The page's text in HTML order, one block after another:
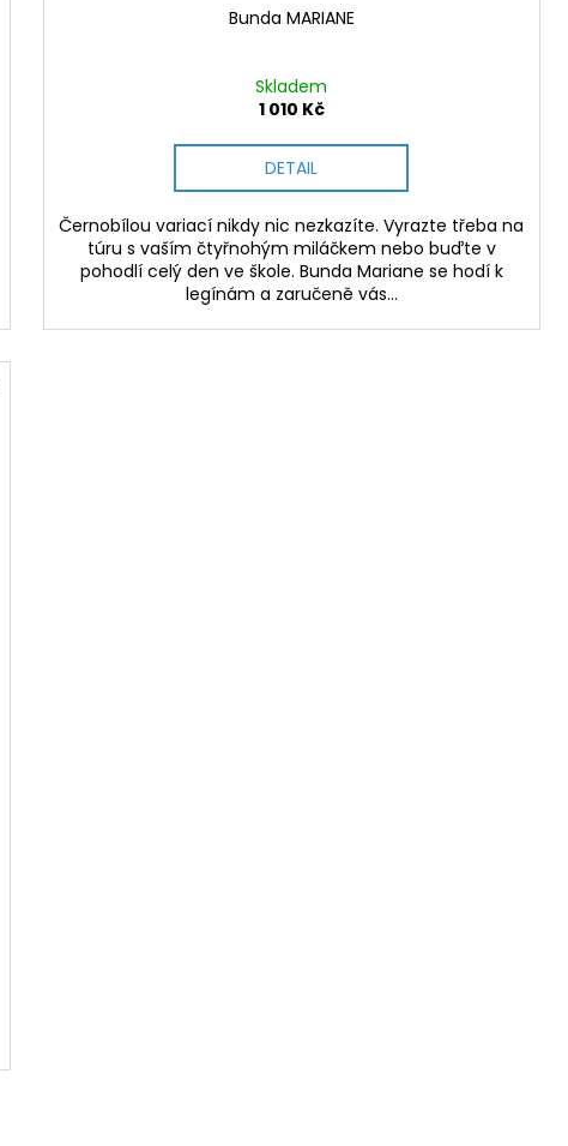
Bunda MARIANE
Skladem
1 010 Kč
DETAIL
Černobílou variací nikdy nic nezkazíte. Vyrazte třeba na
túru s vaším čtyřnohým miláčkem nebo buďte v
pohodlí celý den ve škole. Bunda Mariane se hodí k
legínám a zaručeně vás...